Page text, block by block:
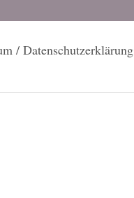
/ Datenschutzerklärung